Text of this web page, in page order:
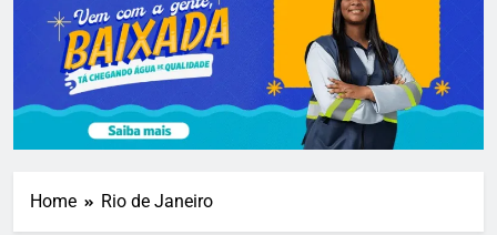
Home Rio de Janeiro